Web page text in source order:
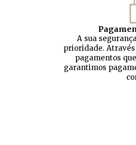
A sua
prioridade.
pagamentos
garantimos